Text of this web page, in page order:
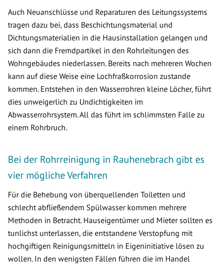
Auch Neuanschlüsse und Reparaturen des Leitungssystems
tragen dazu bei, dass Beschichtungsmaterial und
Dichtungsmaterialien in die Hausinstallation gelangen und
sich dann die Fremdpartikel in den Rohrleitungen des
Wohngebäudes niederlassen. Bereits nach mehreren Wochen
kann auf diese Weise eine Lochfraßkorrosion zustande
kommen. Entstehen in den Wasserrohren kleine Löcher, führt
dies unweigerlich zu Undichtigkeiten im
Abwasserrohrsystem. All das führt im schlimmsten Falle zu
einem Rohrbruch.
Bei der Rohrreinigung in Rauhenebrach gibt es
vier mögliche Verfahren
Für die Behebung von überquellenden Toiletten und
schlecht abfließendem Spülwasser kommen mehrere
Methoden in Betracht. Hauseigentümer und Mieter sollten es
tunlichst unterlassen, die entstandene Verstopfung mit
hochgiftigen Reinigungsmitteln in Eigeninitiative lösen zu
wollen. In den wenigsten Fällen führen die im Handel